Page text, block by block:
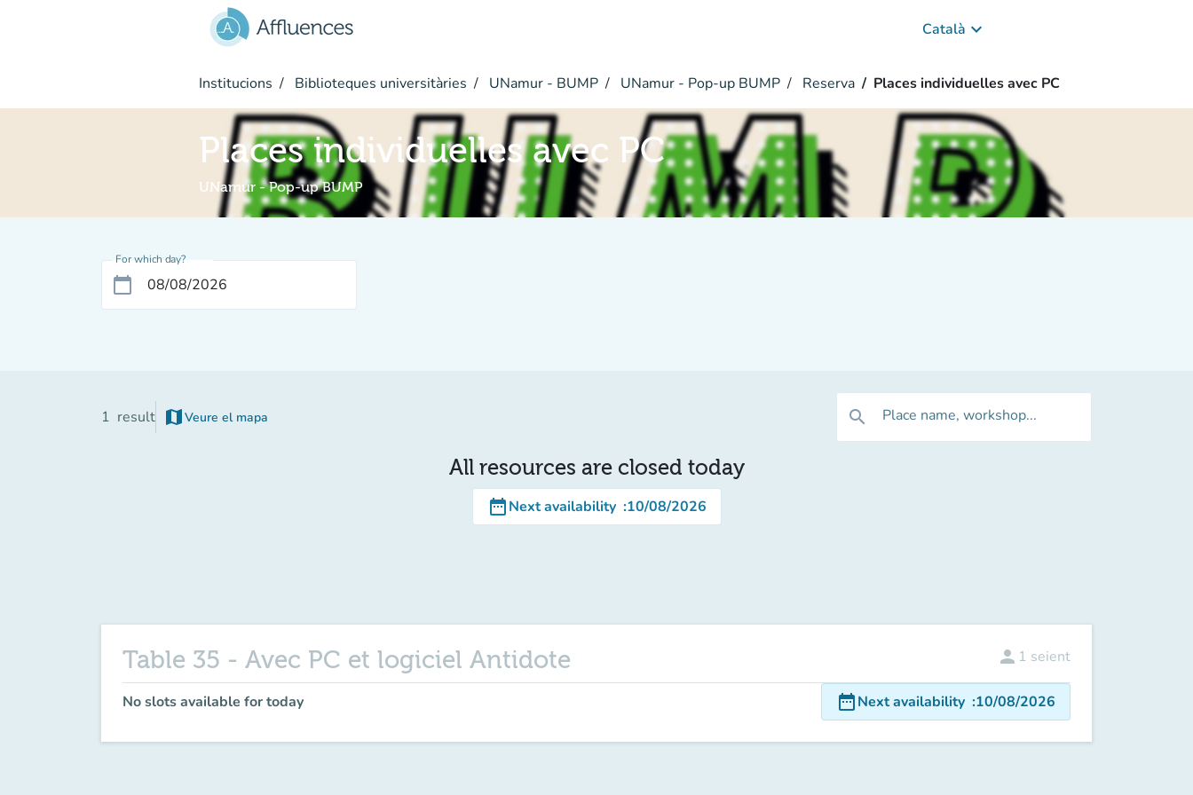
Català keyboard_arrow_down
Institucions Biblioteques universitàries UNamur - BUMP UNamur - Pop-up BUMP Reserva Places individuelles avec PC
Places individuelles avec PC
UNamur - Pop-up BUMP
For which day?
calendar_today
1 result map Veure el mapa
(new tab) search Place name, workshop...
All resources are closed today
date_rangeNext availability :10/08/2026
Table 35 - Avec PC et logiciel Antidote person 1 seient
No slots available for today date_rangeNext availability :10/08/2026